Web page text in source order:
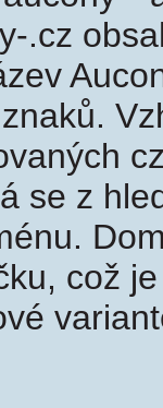
.cz
se z
což